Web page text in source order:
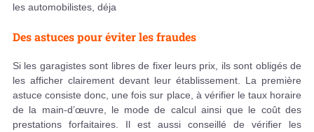
les automobilistes, déja
Des astuces pour éviter les fraudes
Si les garagistes sont libres de fixer leurs prix, ils sont obligés de
les afficher clairement devant leur établissement. La première
astuce consiste donc, une fois sur place, à vérifier le taux horaire
de la main-d’œuvre, le mode de calcul ainsi que le coût des
prestations forfaitaires. Il est aussi conseillé de vérifier les